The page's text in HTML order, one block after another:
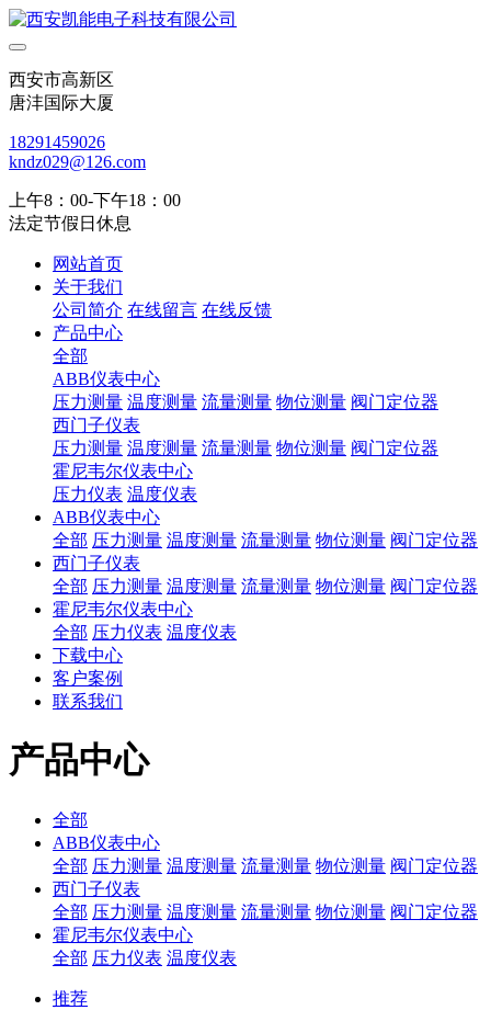
西安市高新区
唐沣国际大厦
18291459026
kndz029@126.com
上午8：00-下午18：00
法定节假日休息
网站首页
关于我们
公司简介 在线留言 在线反馈
产品中心
全部
ABB仪表中心
压力测量 温度测量 流量测量 物位测量 阀门定位器
西门子仪表
压力测量 温度测量 流量测量 物位测量 阀门定位器
霍尼韦尔仪表中心
压力仪表 温度仪表
ABB仪表中心
全部 压力测量 温度测量 流量测量 物位测量 阀门定位器
西门子仪表
全部 压力测量 温度测量 流量测量 物位测量 阀门定位器
霍尼韦尔仪表中心
全部 压力仪表 温度仪表
下载中心
客户案例
联系我们
产品中心
全部
ABB仪表中心
全部 压力测量 温度测量 流量测量 物位测量 阀门定位器
西门子仪表
全部 压力测量 温度测量 流量测量 物位测量 阀门定位器
霍尼韦尔仪表中心
全部 压力仪表 温度仪表
推荐